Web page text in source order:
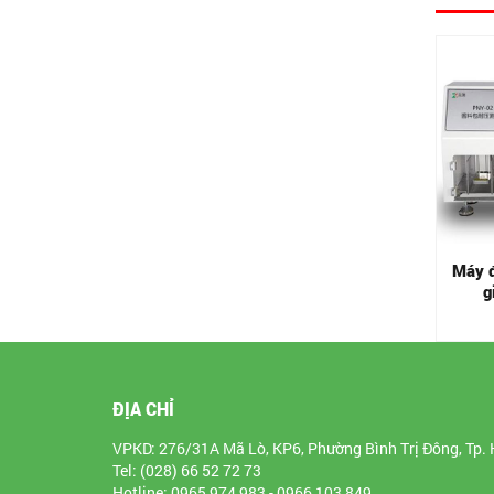
Máy
ĐỊA CHỈ
VPKD: 276/31A Mã Lò, KP6, Phường Bình Trị Đông, Tp.
Tel: (028) 66 52 72 73